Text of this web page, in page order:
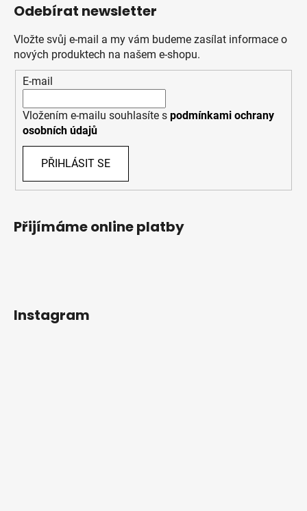
Odebírat newsletter
Vložte svůj e-mail a my vám budeme zasílat informace o
nových produktech na našem e-shopu.
E-mail
Vložením e-mailu souhlasíte s podmínkami ochrany
osobních údajů
PŘIHLÁSIT SE
Přijímáme online platby
Instagram